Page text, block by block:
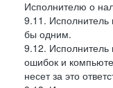
Исполнителю о
9.11. Исполнитель
бы одним.
9.12. Исполнитель
ошибок и
несет за это